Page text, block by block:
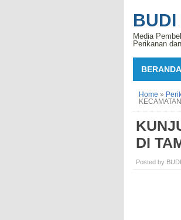
Media
Perikanan
BERANDA
Home »
DI
Posted by